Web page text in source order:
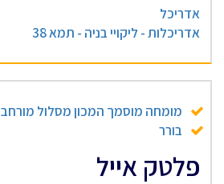
אדריכל
אדריכלות - ליקויי בניה - תמא 38
מומחה מוסמך המכון מסלול מורחב
בורר
פלטק אייל